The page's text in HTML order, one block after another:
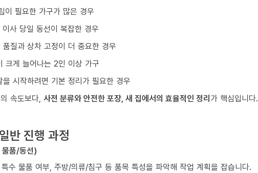
이 필요한 가구가 많은 경우
이사 당일 동선이 복잡한 경우
질과 상차 고정이 더 중요한 경우
크게 늘어나는 2인 이상 가구
시작하려면 기본 정리가 필요한 경우
속도보다, 사전 분류와 안전한 포장, 새 집에서의 효율적인 정리가 핵심입니다.
반 진행 과정
품/동선)
수 물품 여부, 주방/의류/침구 등 품목 특성을 파악해 작업 계획을 잡습니다.